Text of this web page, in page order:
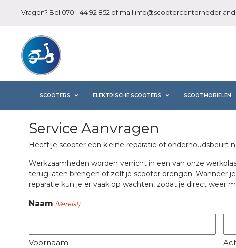
Vragen? Bel 070 - 44 92 852 of mail
SCOOTERS ELEKTRISCHE SCOOTERS SCOOTMOBIELEN
Service Aanvragen
Heeft je scooter een kleine reparatie of onderhoudsbeurt
Werkzaamheden worden verricht in een van onze
terug laten brengen of zelf je scooter brengen. Wanneer
reparatie kun je er vaak op wachten, zodat je direct weer
Naam (Vereist)
Voornaam